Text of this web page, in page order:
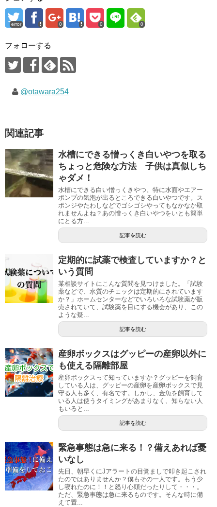
error 0 0 0
フォローする
@otawara254
関連記事
水槽にできる憎っくき白いやつを取る
ちょっと危険な方法 子供は真似しち
ゃダメ！
水槽にできる白い憎っくきやつ。特に水面やエアー
ポンプの気泡が出るところできる白いやつです。ス
ポンジやたわしなどでゴシゴシやってもなかなか取
れませんよね？あの憎っくき白いやつをいとも簡単
にとる方...
記事を読む
定期的に試薬で検査していますか？と
いう質問
某相談サイトにこんな質問を見つけました。「試験
薬などで、水質のチェックは定期的にされています
か？」ホームセンターなどでいろいろな試験薬が販
売されていて、試験薬を目にする機会があり、この
ような疑...
記事を読む
産卵ボックスはグッピーの産卵以外に
も使える隔離部屋
産卵ボックスって知っていますか？グッピーを飼育
している人は、グッピーの産卵を産卵ボックスで見
守る人も多く、有名です。しかし、金魚を飼育して
いる人は使うタイミングがあまりなく、知らない人
もいると...
記事を読む
緊急事態は急に来る！？備えあれば憂
いなし
先日、朝早くにJアラートの目覚ましで叩き起こされ
たのではありませんか？僕もその一人です。もう少
し寝れたのに！！と怒り心頭だったりして・・・。
ただ、緊急事態は急に来るものです。そんな時に備
えて置...